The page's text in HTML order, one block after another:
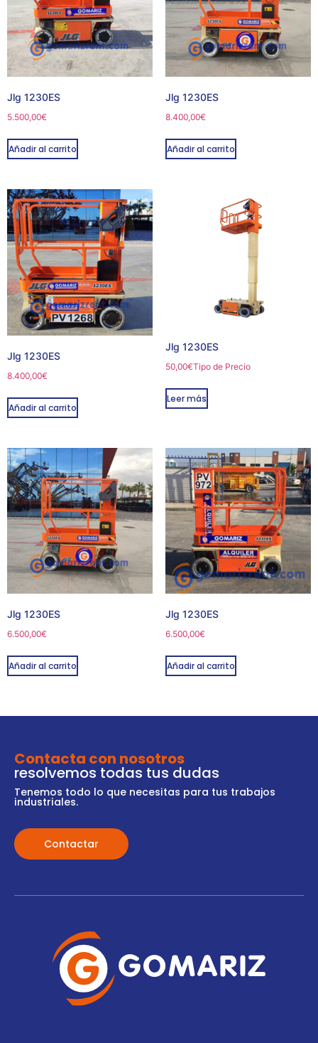
Jlg 1230ES
5.500,00€
Añadir al carrito
Jlg 1230ES
8.400,00€
Añadir al carrito
Jlg 1230ES
8.400,00€
Añadir al carrito
Jlg 1230ES
50,00€Tipo de Precio
Leer más
Jlg 1230ES
6.500,00€
Añadir al carrito
Jlg 1230ES
6.500,00€
Añadir al carrito
Contacta con nosotros
resolvemos todas tus dudas
Tenemos todo lo que necesitas para tus trabajos
industriales.
Contactar